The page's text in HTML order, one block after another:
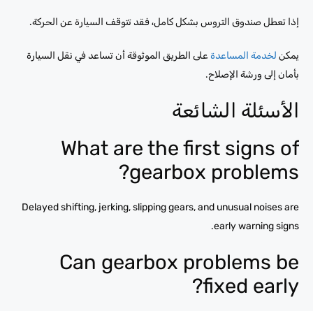
إذا تعطل صندوق التروس بشكل كامل، فقد تتوقف السيارة عن الحركة.
يمكن لخدمة المساعدةعلى الطريق الموثوقة أن تساعد في نقل السيارة
بأمان إلى ورشة الإصلاح.
الأسئلة الشائعة
What are the first signs of
gearbox problems?
Delayed shifting, jerking, slipping gears, and unusual noises are
early warning signs.
Can gearbox problems be
fixed early?